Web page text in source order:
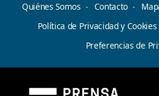
Quiénes Somos Contacto
Política de Privacidad y Cookies
Preferencias de